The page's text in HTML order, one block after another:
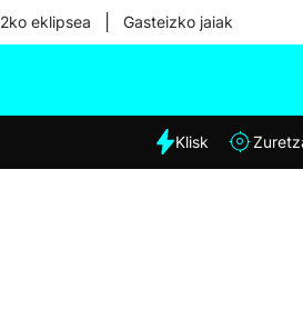
eklipsea Gasteizko jaiak
Eguraldia
Klisk